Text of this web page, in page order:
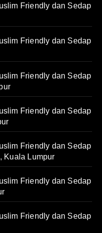
Friendly dan Sedap
Friendly dan Sedap
Friendly dan Sedap
Friendly dan Sedap
Friendly dan Sedap
Kuala Lumpur
Friendly dan Sedap
Friendly dan Sedap